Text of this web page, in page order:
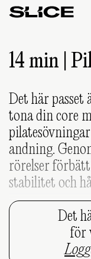
Slice
14 min |
Det här passet
tona din core
andning.
rörelser
stabilitet och
Det
för